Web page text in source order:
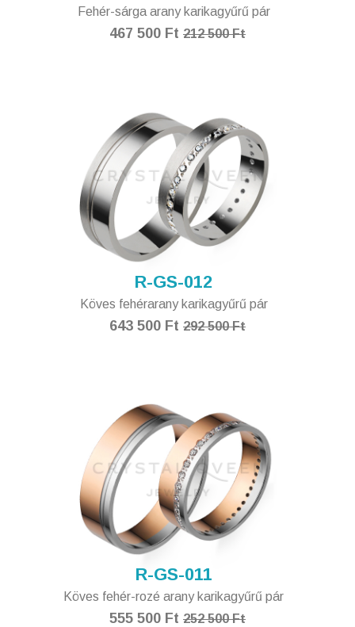
Fehér-sárga arany karikagyűrű pár
467 500 Ft 212 500 Ft
R-GS-012
Köves fehérarany karikagyűrű pár
643 500 Ft 292 500 Ft
R-GS-011
Köves fehér-rozé arany karikagyűrű pár
555 500 Ft 252 500 Ft